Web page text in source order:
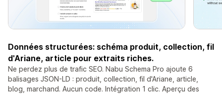
Données structurées: schéma produit, collection, fil
d'Ariane, article pour extraits riches.
Ne perdez plus de trafic SEO. Nabu Schema Pro ajoute 6
balisages JSON-LD : produit, collection, fil d'Ariane, article,
blog, marchand. Aucun code. Intégration 1 clic. Aperçu des